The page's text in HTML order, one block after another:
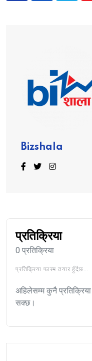
Bizshala
प्रतिक्रिया
0 प्रतिक्रिया
प्रतिक्रिया फारम तयार हुँदैछ...
अहिलेसम्म कुनै
सक्छ।